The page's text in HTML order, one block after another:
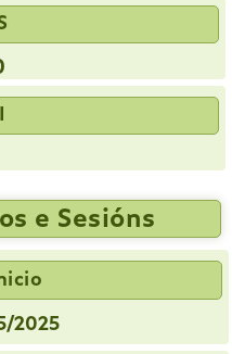
e Sesións
2025